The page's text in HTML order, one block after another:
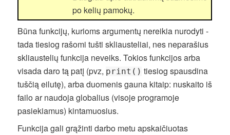
po kelių pamokų.
Būna funkcijų, kurioms argumentų nereikia nurodyti -
tada tiesiog rašomi tušti skliausteliai, nes neparašius
skliaustelių funkcija neveiks. Tokios funkcijos arba
visada daro tą patį (pvz, print() tiesiog spausdina
tuščią eilutę), arba duomenis gauna kitaip: nuskaito iš
failo ar naudoja globalius (visoje programoje
pasiekiamus) kintamuosius.
Funkcija gali grąžinti darbo metu apskaičiuotas